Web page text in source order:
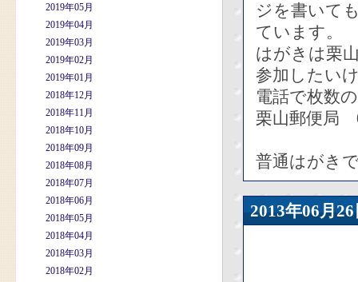
2019年05月
2019年04月
2019年03月
2019年02月
2019年01月
2018年12月
2018年11月
2018年10月
2018年09月
2018年08月
2018年07月
2018年06月
2018年05月
2018年04月
2018年03月
2018年02月
ジを書いて
ています。
はがきは栗
参加したい
電話で枚数
栗山郵便局
普通はがき
2013年06